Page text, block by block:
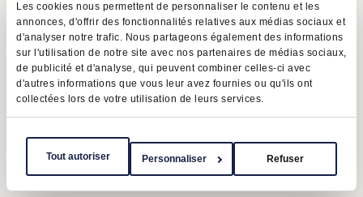
Les cookies nous permettent de personnaliser le contenu et les
annonces, d'offrir des fonctionnalités relatives aux médias sociaux et
d'analyser notre trafic. Nous partageons également des informations
sur l'utilisation de notre site avec nos partenaires de médias sociaux,
de publicité et d'analyse, qui peuvent combiner celles-ci avec
d'autres informations que vous leur avez fournies ou qu'ils ont
collectées lors de votre utilisation de leurs services.
Tout autoriser Personnaliser Refuser
Conditions d'utilisation Politique de confidentialité
LAPHO
Copyright © 2026 | Raffi Jewellers Inc., tous droits réservés.